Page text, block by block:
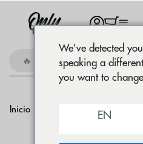
🔥 Comprar Amnesia OG
Inicio AVISO LEGAL
We've detected
speaking a
you want to
EN